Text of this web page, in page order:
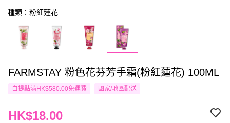
種類：粉紅蓮花
FARMSTAY 粉色花芬芳手霜(粉紅蓮花) 100ML
自提點滿HK$580.00免運費 國家/地區配送
HK$18.00